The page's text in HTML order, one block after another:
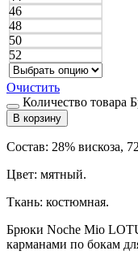
46
48
50
52
Очистить
Количество товара
В корзину
Состав: 28% вискоза,
Цвет: мятный.
Ткань: костюмная.
Брюки Noche Mio
карманами по бокам